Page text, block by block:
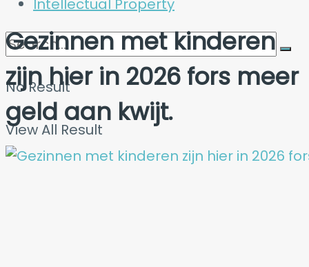
Intellectual Property
No Result
View All Result
Gezinnen met kinderen
zijn hier in 2026 fors meer
geld aan kwijt.